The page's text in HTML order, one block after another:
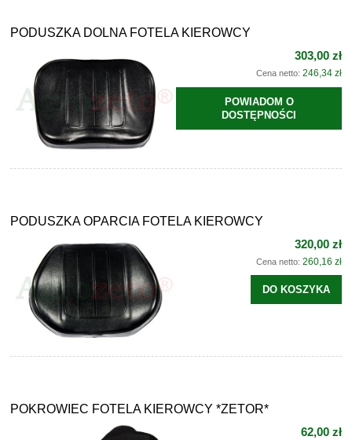
PODUSZKA DOLNA FOTELA KIEROWCY
303,00 zł
Cena netto: 246,34 zł
POWIADOM O
DOSTĘPNOŚCI
PODUSZKA OPARCIA FOTELA KIEROWCY
320,00 zł
Cena netto: 260,16 zł
DO KOSZYKA
POKROWIEC FOTELA KIEROWCY *ZETOR*
62,00 zł